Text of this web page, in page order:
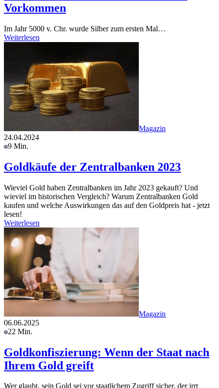
Vorkommen
Im Jahr 5000 v. Chr. wurde Silber zum ersten Mal…
Weiterlesen
Magazin
24.04.2024
9 Min.
Goldkäufe der Zentralbanken 2023
Wieviel Gold haben Zentralbanken im Jahr 2023 gekauft? Und
wieviel im historischen Vergleich? Warum Zentralbanken Gold
kaufen und welche Auswirkungen das auf den Goldpreis hat - jetzt
lesen!
Weiterlesen
Magazin
06.06.2025
22 Min.
Goldkonfiszierung: Wenn der Staat nach
Ihrem Gold greift
Wer glaubt, sein Gold sei vor staatlichem Zugriff sicher, der irrt